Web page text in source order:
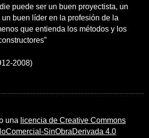
puede ser un buen proyectista, un
buen líder en la profesión de la
que entienda los métodos y los
2008)
una licencia de Creative Commons
SinObraDerivada 4.0